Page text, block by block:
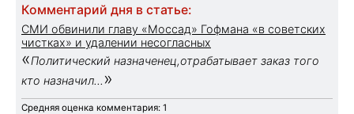
Комментарий дня в статье:
СМИ обвинили главу «Моссад» Гофмана «в советских
чистках» и удалении несогласных
«Политический назначенец,отрабатывает заказ того
кто назначил... »
Средняя оценка комментария: 1